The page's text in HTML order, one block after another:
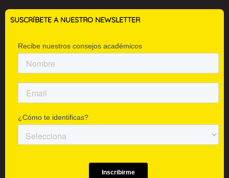
SUSCRÍBETE A NUESTRO NEWSLETTER